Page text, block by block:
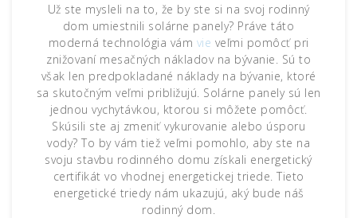
Už ste mysleli na to, že by ste si na svoj rodinný
dom umiestnili solárne panely? Práve táto
moderná technológia vám vie veľmi pomôcť pri
znižovaní mesačných nákladov na bývanie. Sú to
však len predpokladané náklady na bývanie, ktoré
sa skutočným veľmi približujú. Solárne panely sú len
jednou vychytávkou, ktorou si môžete pomôcť.
Skúsili ste aj zmeniť vykurovanie alebo úsporu
vody? To by vám tiež veľmi pomohlo, aby ste na
svoju stavbu rodinného domu získali energetický
certifikát vo vhodnej energetickej triede. Tieto
energetické triedy nám ukazujú, aký bude náš
rodinný dom.